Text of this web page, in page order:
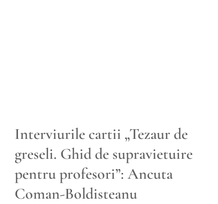
Interviurile cartii „Tezaur de
greseli. Ghid de supravietuire
pentru profesori”: Ancuta
Coman-Boldisteanu